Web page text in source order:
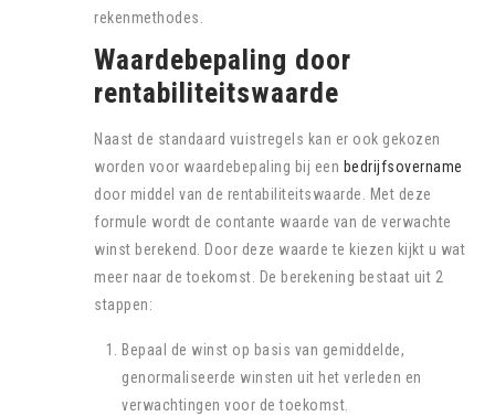
rekenmethodes.
Waardebepaling door
rentabiliteitswaarde
Naast de standaard vuistregels kan er ook gekozen
worden voor waardebepaling bij een bedrijfsovername
door middel van de rentabiliteitswaarde. Met deze
formule wordt de contante waarde van de verwachte
winst berekend. Door deze waarde te kiezen kijkt u wat
meer naar de toekomst. De berekening bestaat uit 2
stappen:
Bepaal de winst op basis van gemiddelde,
genormaliseerde winsten uit het verleden en
verwachtingen voor de toekomst.